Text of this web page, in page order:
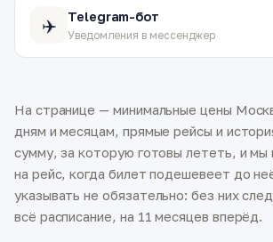
✈️ Telegram-бот
Уведомления в мессенджер
На странице — минимальные цены
дням и месяцам, прямые рейсы и
сумму, за которую готовы лететь, и мы
на рейс, когда билет подешевеет до
указывать не обязательно: без них
всё расписание, на 11 месяцев вперёд.